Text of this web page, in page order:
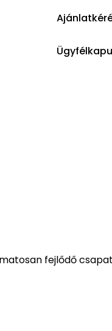
Ügyfélkapu
fejlődő